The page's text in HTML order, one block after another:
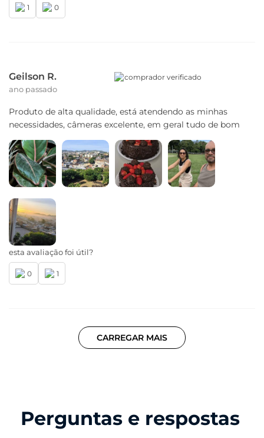
1 0
Geilson R.
ano passado
comprador verificado
Produto de alta qualidade, está atendendo as minhas
necessidades, câmeras excelente, em geral tudo de bom
esta avaliação foi útil?
0 1
CARREGAR MAIS
Perguntas e respostas